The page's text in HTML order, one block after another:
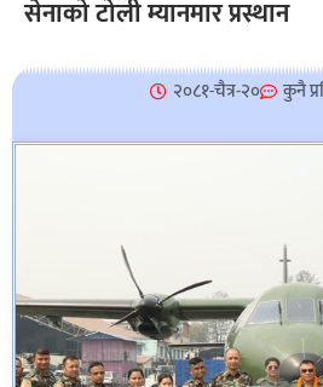
सेनाको टोली म्यानमार प्रस्थान
२०८१-चैत्र-२० कुनै